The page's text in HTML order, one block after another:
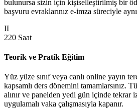
bulunursa sizin için kişiselleştirilmiş bir
başvuru evraklarınız e-imza süreciyle
II
220 Saat
Teorik ve Pratik Eğitim
Yüz yüze sınıf veya canlı online yayın
kapsamlı ders dönemini tamamlarsınız.
alınır ve panelden yedi gün içinde tekrar
uygulamalı vaka çalışmasıyla kapanır.